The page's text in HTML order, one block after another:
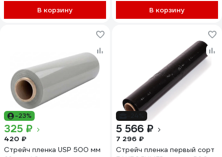
В корзину В корзину
-23%
325 ₽
420 ₽
Стрейч пленка USP 500 мм
5 566 ₽
7 296 ₽
Стрейч пленка первый сорт